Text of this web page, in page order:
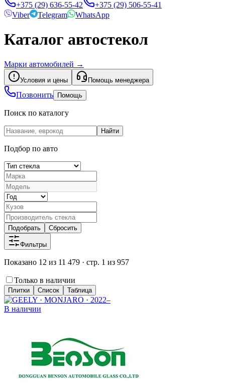
+375 (29) 636-55-42
+375 (29) 506-55-41
Viber
Telegram WhatsApp
Каталог автостекол
Марки автомобилей →
Условия и цены Помощь менеджера
Позвонить Помощь
Поиск по каталогу
Найти
Подбор по авто
Подобрать Сбросить
Фильтры
Показано 12 из 11 479 · стр. 1 из 957
Только в наличии
Плитки Список Таблица
В наличии